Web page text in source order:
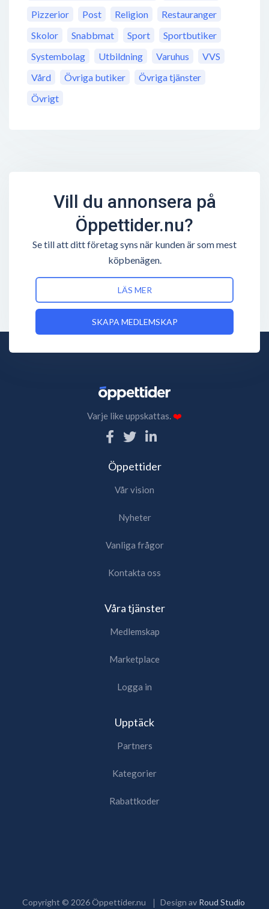
Pizzerior
Post Religion
Restauranger
Skolor
Snabbmat Sport
Sportbutiker
Systembolag
Utbildning Varuhus
VVS
Vård
Övriga butiker
Övriga tjänster
Övrigt
Vill du annonsera på
Öppettider.nu?
Se till att ditt företag syns när kunden är som mest
köpbenägen.
LÄS MER
SKAPA MEDLEMSKAP
Varje like uppskattas.❤️
Öppettider
Vår vision
Nyheter
Vanliga frågor
Kontakta oss
Våra tjänster
Medlemskap
Marketplace
Logga in
Upptäck
Partners
Kategorier
Rabattkoder
Copyright © 2026Öppettider.nu Design av Roud Studio